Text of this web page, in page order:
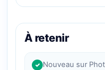
À retenir
✓ Nouveau sur